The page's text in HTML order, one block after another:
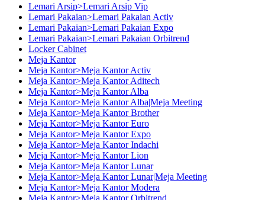
Lemari Arsip>Lemari Arsip Vip
Lemari Pakaian>Lemari Pakaian Activ
Lemari Pakaian>Lemari Pakaian Expo
Lemari Pakaian>Lemari Pakaian Orbitrend
Locker Cabinet
Meja Kantor
Meja Kantor>Meja Kantor Activ
Meja Kantor>Meja Kantor Aditech
Meja Kantor>Meja Kantor Alba
Meja Kantor>Meja Kantor Alba|Meja Meeting
Meja Kantor>Meja Kantor Brother
Meja Kantor>Meja Kantor Euro
Meja Kantor>Meja Kantor Expo
Meja Kantor>Meja Kantor Indachi
Meja Kantor>Meja Kantor Lion
Meja Kantor>Meja Kantor Lunar
Meja Kantor>Meja Kantor Lunar|Meja Meeting
Meja Kantor>Meja Kantor Modera
Meja Kantor>Meja Kantor Orbitrend